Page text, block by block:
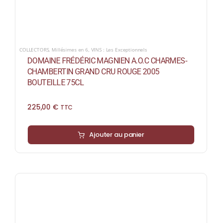
COLLECTORS, Millésimes en 6, VINS : Les Exceptionnels
DOMAINE FRÉDÉRIC MAGNIEN A.O.C CHARMES-
CHAMBERTIN GRAND CRU ROUGE 2005
BOUTEILLE 75CL
225,00 € TTC
Ajouter au panier